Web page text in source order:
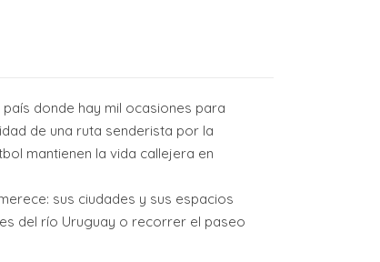
donde hay mil ocasiones para
de una ruta senderista por la
mantienen la vida callejera en
sus ciudades y sus espacios
del río Uruguay o recorrer el paseo